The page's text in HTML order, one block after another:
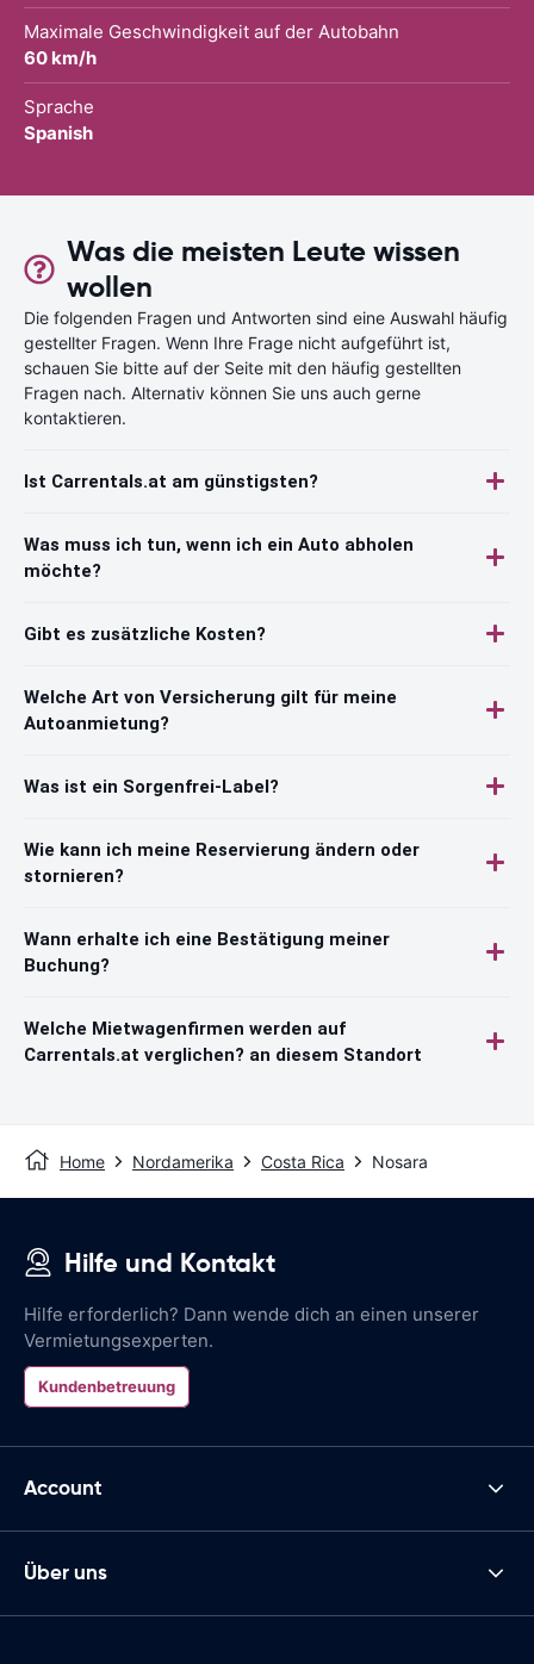
Maximale Geschwindigkeit auf der Autobahn
60 km/h
Sprache
Spanish
Was die meisten Leute wissen
wollen
Die folgenden Fragen und Antworten sind eine Auswahl häufig
gestellter Fragen. Wenn Ihre Frage nicht aufgeführt ist,
schauen Sie bitte auf der Seite mit den häufig gestellten
Fragen nach. Alternativ können Sie uns auch gerne
kontaktieren.
Ist Carrentals.at am günstigsten?
Was muss ich tun, wenn ich ein Auto abholen
möchte?
Gibt es zusätzliche Kosten?
Welche Art von Versicherung gilt für meine
Autoanmietung?
Was ist ein Sorgenfrei-Label?
Wie kann ich meine Reservierung ändern oder
stornieren?
Wann erhalte ich eine Bestätigung meiner
Buchung?
Welche Mietwagenfirmen werden auf
Carrentals.at verglichen? an diesem Standort
Home Nordamerika Costa Rica Nosara
Hilfe und Kontakt
Hilfe erforderlich? Dann wende dich an einen unserer
Vermietungsexperten.
Kundenbetreuung
Account
Über uns